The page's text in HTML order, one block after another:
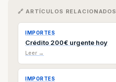
🔗 ARTÍCULOS RELACIONADOS
IMPORTES
Crédito 200€ urgente hoy
Leer →
IMPORTES